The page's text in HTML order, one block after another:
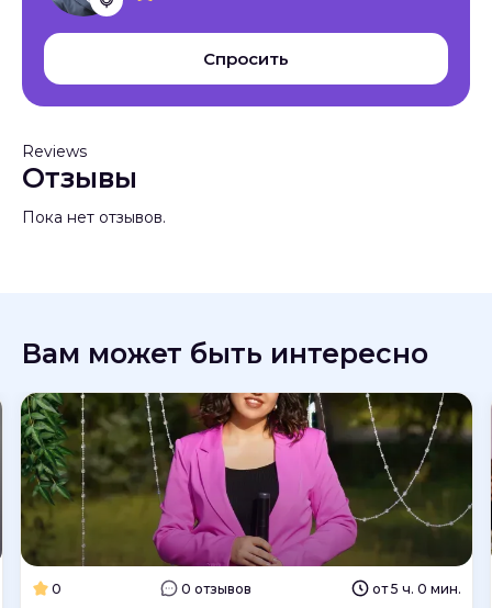
Спросить
Reviews
Отзывы
Пока нет отзывов.
Вам может быть интересно
0 0 отзывов от 5 ч. 0 мин.